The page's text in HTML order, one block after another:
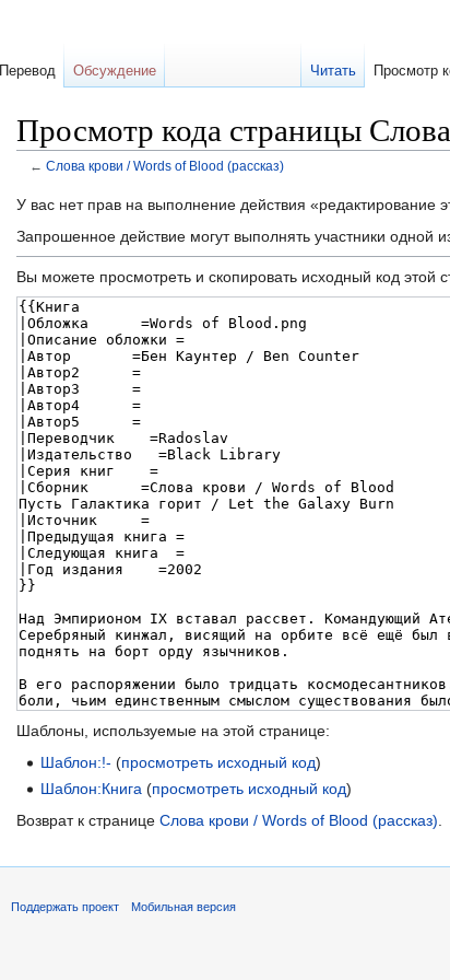
Просмотр кода страницы
← Слова крови / Words of Blood (рассказ)
Перейти
к
Перейти
к
У вас нет прав на выполнение действия
Запрошенное действие могут выполнять участники одной
Вы можете просмотреть и скопировать исходный код этой
Шаблоны, используемые на этой странице:
Шаблон:!- (просмотреть исходный код)
Шаблон:Книга (просмотреть исходный код)
Возврат к странице Слова крови / Words of Blood (рассказ)
Перевод Обсуждение Читать Просмотр
Поддержать проект Мобильная версия